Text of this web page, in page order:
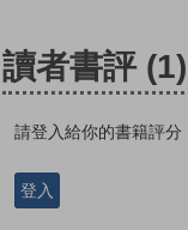
讀者書評 (1)
請登入給你的書籍評分
登入